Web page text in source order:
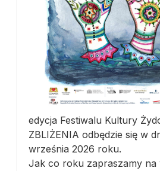
edycja Festiwalu Kultury
ZBLIŻENIA odbędzie się w
września 2026 roku.
Jak co roku zapraszamy na